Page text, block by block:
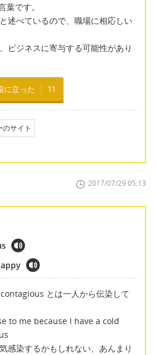
葉です。
述べているので、職場に相応しい
ビジネスに寄与する可能性があり
に立った 11
のサイト
2017/07/29 05:13
とは一人から伝染して
to me because I have a cold
感染するかもしれない、あんまり